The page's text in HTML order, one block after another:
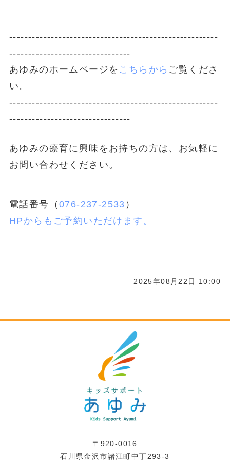
-------------------------------------------------------
--------------------------------
あゆみのホームページを こちらから ご覧くださ
い。
-------------------------------------------------------
--------------------------------
あゆみの療育に興味をお持ちの方は、お気軽に
お問い合わせください。
電話番号（ 076-237-2533 ）
HPからもご予約いただけます。
2025年08月22日 10:00
〒920-0016
石川県金沢市諸江町中丁293-3